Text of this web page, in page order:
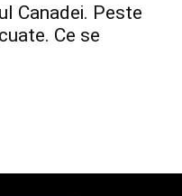
Canadei. Peste
Ce se